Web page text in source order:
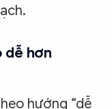
dễ hơn
hướng “dễ